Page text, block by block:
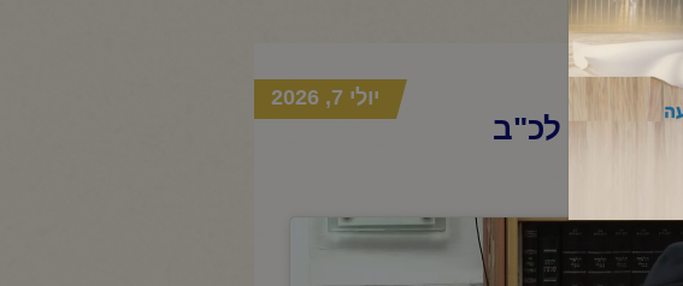
אור לכ"ב
יולי 7, 2026